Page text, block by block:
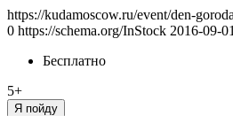
https://kudamoscow.ru/event/den-
0 https://schema.org/InStock 2016-09-
Бесплатно
5+
Я пойду